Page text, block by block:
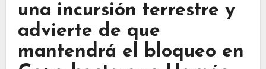
una incursión terrestre y
advierte de que
mantendrá el bloqueo en